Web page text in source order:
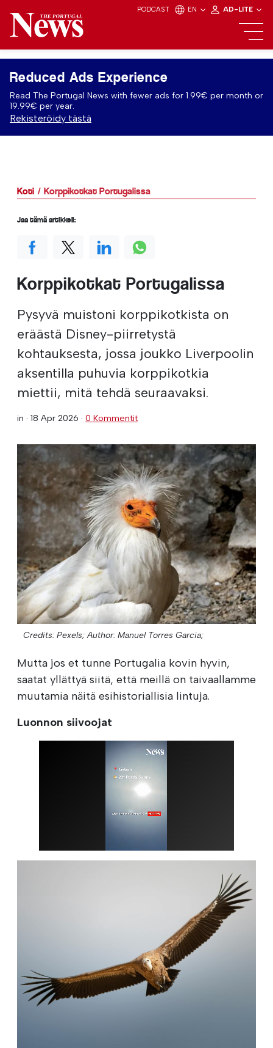
PODCAST EN AD-LITE
Reduced Ads Experience
Read The Portugal News with fewer ads for 1.99€ per month or
19.99€ per year.
Rekisteröidy tästä
Koti Korppikotkat Portugalissa
Korppikotkat Portugalissa
Pysyvä muistoni korppikotkista on
eräästä Disney-piirretystä
kohtauksesta, jossa joukko Liverpoolin
aksentilla puhuvia korppikotkia
miettii, mitä tehdä seuraavaksi.
in · 18 Apr 2026 · 0 Kommentit
Credits: Pexels; Author: Manuel Torres Garcia;
Mutta jos et tunne Portugalia kovin hyvin,
saatat yllättyä siitä, että meillä on taivaallamme
muutamia näitä esihistoriallisia lintuja.
Luonnon siivoojat
Jaa tämä artikkeli: